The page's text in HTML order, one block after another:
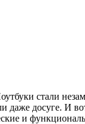
стали
даже досуге. И
и